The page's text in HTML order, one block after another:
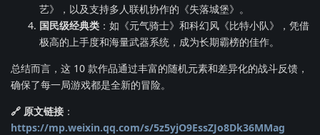
艺》，以及支持多人联机协作的《失落城堡》。
国民级经典类 ：如《元气骑士》和科幻风《比特小队》，凭借
极高的上手度和海量武器系统，成为长期霸榜的佳作。
总结而言，这 10 款作品通过丰富的随机元素和差异化的战斗反馈，
确保了每一局游戏都是全新的冒险。
🔗 原文链接 ：
https://mp.weixin.qq.com/s/5z5yjO9EssZJo8Dk36MMag